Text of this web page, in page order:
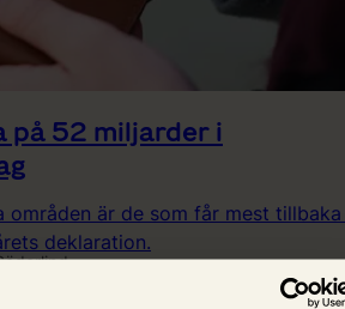
på 52 miljarder i
områden är de som får mest
deklaration.